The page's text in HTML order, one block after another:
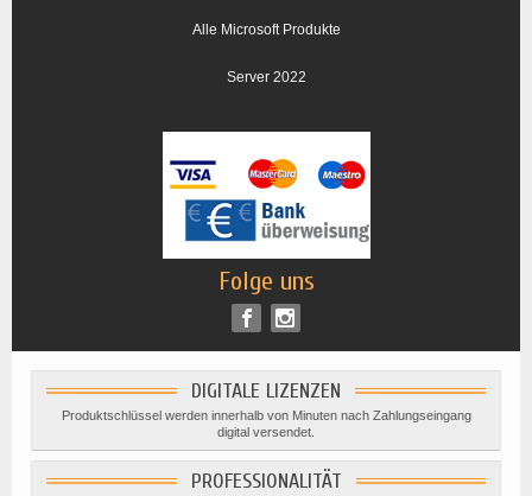
Alle Microsoft Produkte
Server 2022
Folge uns
DIGITALE LIZENZEN
Produktschlüssel werden innerhalb von Minuten nach Zahlungseingang
digital versendet.
PROFESSIONALITÄT